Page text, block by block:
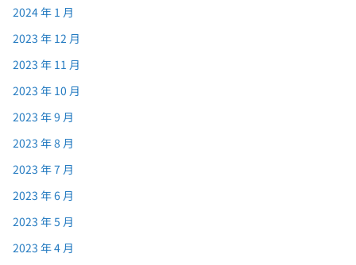
2024 年 1 月
2023 年 12 月
2023 年 11 月
2023 年 10 月
2023 年 9 月
2023 年 8 月
2023 年 7 月
2023 年 6 月
2023 年 5 月
2023 年 4 月